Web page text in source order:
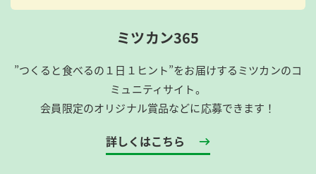
ミツカン365
”つくると食べるの１日１ヒント”をお届けするミツカンのコ
ミュニティサイト。
会員限定のオリジナル賞品などに応募できます！
詳しくはこちら